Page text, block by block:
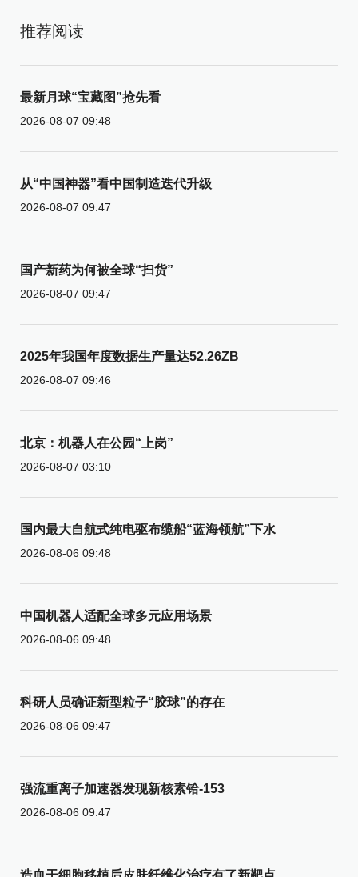
推荐阅读
最新月球“宝藏图”抢先看
2026-08-07 09:48
从“中国神器”看中国制造迭代升级
2026-08-07 09:47
国产新药为何被全球“扫货”
2026-08-07 09:47
2025年我国年度数据生产量达52.26ZB
2026-08-07 09:46
北京：机器人在公园“上岗”
2026-08-07 03:10
国内最大自航式纯电驱布缆船“蓝海领航”下水
2026-08-06 09:48
中国机器人适配全球多元应用场景
2026-08-06 09:48
科研人员确证新型粒子“胶球”的存在
2026-08-06 09:47
强流重离子加速器发现新核素铪-153
2026-08-06 09:47